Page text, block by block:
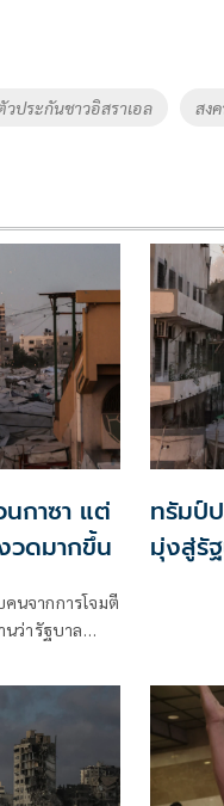
วประกันชาวอิสราเอล สง
กาซา แต่
วดมากขึ้น
นจากการโจมตี
นว่ารัฐบาล
ทรัมป์
มุ่งสู่รั